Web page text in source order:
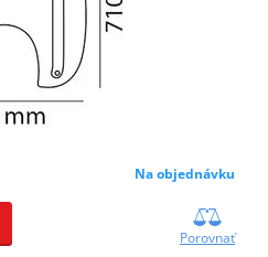
Na objednávku
Porovnať